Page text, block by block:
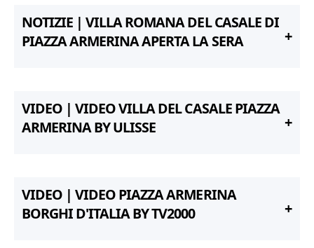
NOTIZIE | VILLA ROMANA DEL CASALE DI
PIAZZA ARMERINA APERTA LA SERA
VIDEO | VIDEO VILLA DEL CASALE PIAZZA
ARMERINA BY ULISSE
VIDEO | VIDEO PIAZZA ARMERINA
BORGHI D'ITALIA BY TV2000